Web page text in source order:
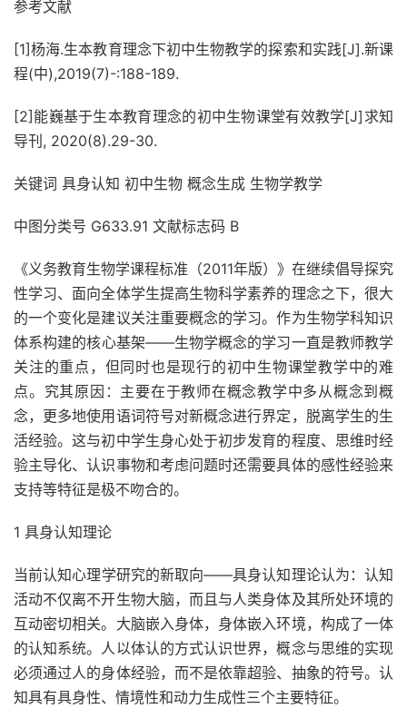
参考文献
[1]杨海.生本教育理念下初中生物教学的探索和实践[J].新课
程(中),2019(7)-:188-189.
[2]能巍基于生本教育理念的初中生物课堂有效教学[J]求知
导刊, 2020(8).29-30.
关键词 具身认知 初中生物 概念生成 生物学教学
中图分类号 G633.91 文献标志码 B
《义务教育生物学课程标准（2011年版）》在继续倡导探究
性学习、面向全体学生提高生物科学素养的理念之下，很大
的一个变化是建议关注重要概念的学习。作为生物学科知识
体系构建的核心基架――生物学概念的学习一直是教师教学
关注的重点，但同时也是现行的初中生物课堂教学中的难
点。究其原因：主要在于教师在概念教学中多从概念到概
念，更多地使用语词符号对新概念进行界定，脱离学生的生
活经验。这与初中学生身心处于初步发育的程度、思维时经
验主导化、认识事物和考虑问题时还需要具体的感性经验来
支持等特征是极不吻合的。
1 具身认知理论
当前认知心理学研究的新取向――具身认知理论认为：认知
活动不仅离不开生物大脑，而且与人类身体及其所处环境的
互动密切相关。大脑嵌入身体，身体嵌入环境，构成了一体
的认知系统。人以体认的方式认识世界，概念与思维的实现
必须通过人的身体经验，而不是依靠超验、抽象的符号。认
知具有具身性、情境性和动力生成性三个主要特征。